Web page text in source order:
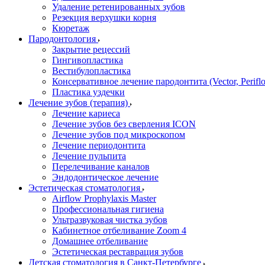
Удаление ретенированных зубов
Резекция верхушки корня
Кюретаж
Пародонтология
Закрытие рецессий
Гингивопластика
Вестибулопластика
Консервативное лечение пародонтита (Vector,
Пластика уздечки
Лечение зубов (терапия)
Лечение кариеса
Лечение зубов без сверления ICON
Лечение зубов под микроскопом
Лечение периодонтита
Лечение пульпита
Перелечивание каналов
Эндодонтическое лечение
Эстетическая стоматология
Airflow Prophylaxis Master
Профессиональная гигиена
Ультразвуковая чистка зубов
Кабинетное отбеливание Zoom 4
Домашнее отбеливание
Эстетическая реставрация зубов
Детская стоматология в Санкт-Петербурге